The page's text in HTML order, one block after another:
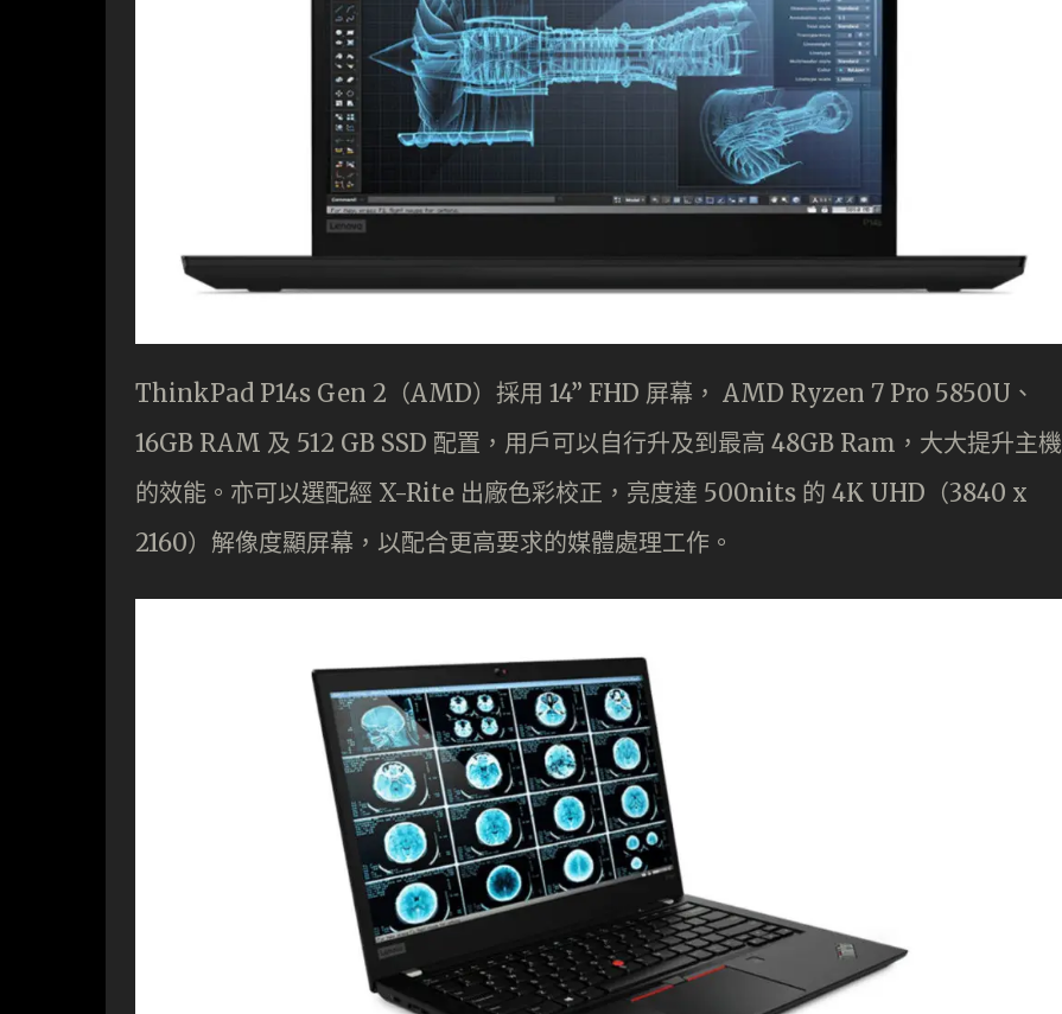
ThinkPad P14s Gen 2（AMD）採用 14” FHD 屏幕， AMD Ryzen 7 Pro 5850U、
16GB RAM 及 512 GB SSD 配置，用戶可以自行升及到最高 48GB Ram，大大提升主機
的效能。亦可以選配經 X-Rite 出廠色彩校正，亮度達 500nits 的 4K UHD（3840 x
2160）解像度顯屏幕，以配合更高要求的媒體處理工作。